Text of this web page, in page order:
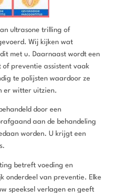
ultrasone trilling of
Wij kijken wat
met u. Daarnaast wordt een
of preventie assistent vaak
te polijsten waardoor ze
er witter uitzien.
door een
aan de behandeling
worden. U krijgt een
betreft voeding en
onderdeel van preventie. Elke
speeksel verlagen en geeft